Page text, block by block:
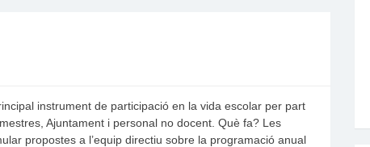
instrument de participació en la vida escolar per part
Ajuntament i personal no docent. Què fa? Les
propostes a l’equip directiu sobre la programació anual